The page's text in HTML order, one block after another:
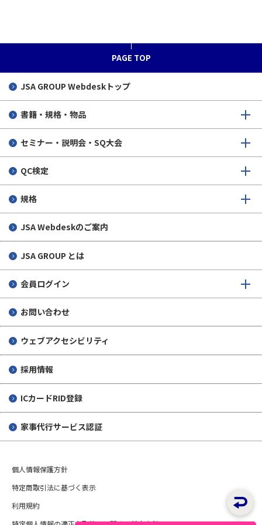
PAGE TOP
JSA GROUP Webdeskトップ
書籍・規格・物品
セミナー・説明会・SQ大会
QC検定
規格
JSA Webdeskのご案内
JSA GROUP とは
会員ログイン
お問い合わせ
ウェブアクセシビリティ
採用情報
ICカードRID登録
家事代行サービス認証
個人情報保護方針
特定商取引法に基づく表示
利用規約